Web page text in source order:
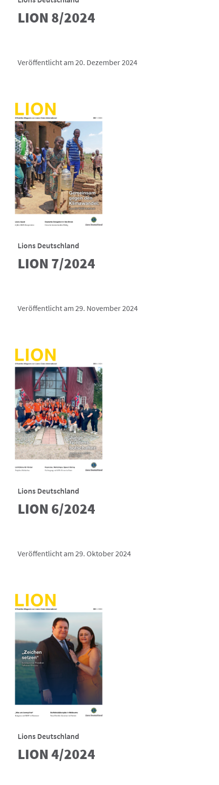
LION 8/2024
Veröffentlicht am 20. Dezember 2024
Lions Deutschland
LION 7/2024
Veröffentlicht am 29. November 2024
Lions Deutschland
LION 6/2024
Veröffentlicht am 29. Oktober 2024
Lions Deutschland
LION 4/2024